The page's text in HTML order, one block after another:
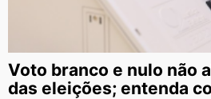
Voto branco e nulo não
das eleições; entenda